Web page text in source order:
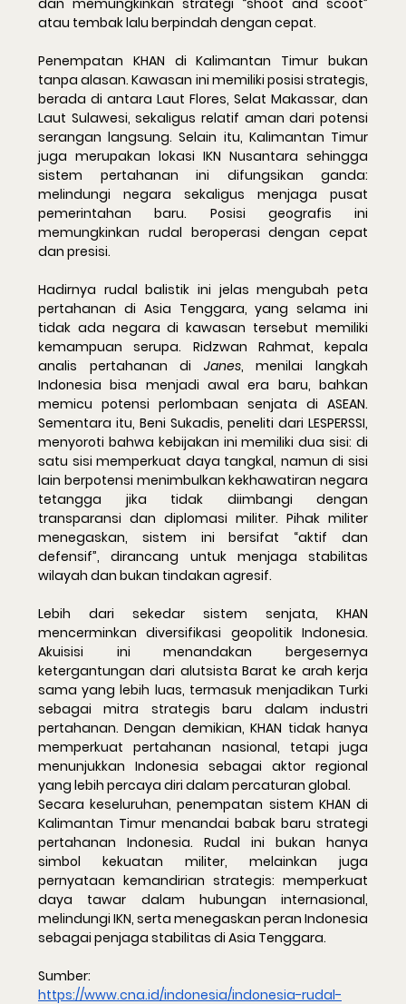
atau tembak lalu berpindah dengan cepat.
Penempatan KHAN di Kalimantan Timur bukan
tanpa alasan. Kawasan ini memiliki posisi strategis,
berada di antara Laut Flores, Selat Makassar, dan
Laut Sulawesi, sekaligus relatif aman dari potensi
serangan langsung. Selain itu, Kalimantan Timur
juga merupakan lokasi IKN Nusantara sehingga
sistem pertahanan ini difungsikan ganda:
melindungi negara sekaligus menjaga pusat
pemerintahan baru. Posisi geografis ini
memungkinkan rudal beroperasi dengan cepat
dan presisi.
Hadirnya rudal balistik ini jelas mengubah peta
pertahanan di Asia Tenggara, yang selama ini
tidak ada negara di kawasan tersebut memiliki
kemampuan serupa. Ridzwan Rahmat, kepala
analis pertahanan di Janes, menilai langkah
Indonesia bisa menjadi awal era baru, bahkan
memicu potensi perlombaan senjata di ASEAN.
Sementara itu, Beni Sukadis, peneliti dari LESPERSSI,
menyoroti bahwa kebijakan ini memiliki dua sisi: di
satu sisi memperkuat daya tangkal, namun di sisi
lain berpotensi menimbulkan kekhawatiran negara
tetangga jika tidak diimbangi dengan
transparansi dan diplomasi militer. Pihak militer
menegaskan, sistem ini bersifat “aktif dan
defensif”, dirancang untuk menjaga stabilitas
wilayah dan bukan tindakan agresif.
Lebih dari sekedar sistem senjata, KHAN
mencerminkan diversifikasi geopolitik Indonesia.
Akuisisi ini menandakan bergesernya
ketergantungan dari alutsista Barat ke arah kerja
sama yang lebih luas, termasuk menjadikan Turki
sebagai mitra strategis baru dalam industri
pertahanan. Dengan demikian, KHAN tidak hanya
memperkuat pertahanan nasional, tetapi juga
menunjukkan Indonesia sebagai aktor regional
yang lebih percaya diri dalam percaturan global.
Secara keseluruhan, penempatan sistem KHAN di
Kalimantan Timur menandai babak baru strategi
pertahanan Indonesia. Rudal ini bukan hanya
simbol kekuatan militer, melainkan juga
pernyataan kemandirian strategis: memperkuat
daya tawar dalam hubungan internasional,
melindungi IKN, serta menegaskan peran Indonesia
sebagai penjaga stabilitas di Asia Tenggara.
Sumber:
https://www.cna.id/indonesia/indonesia-rudal-